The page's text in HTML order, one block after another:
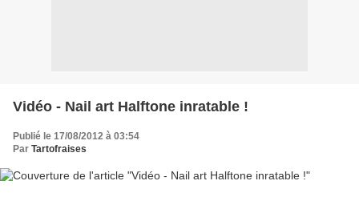
Vidéo - Nail art Halftone inratable !
Publié le 17/08/2012 à 03:54
Par Tartofraises